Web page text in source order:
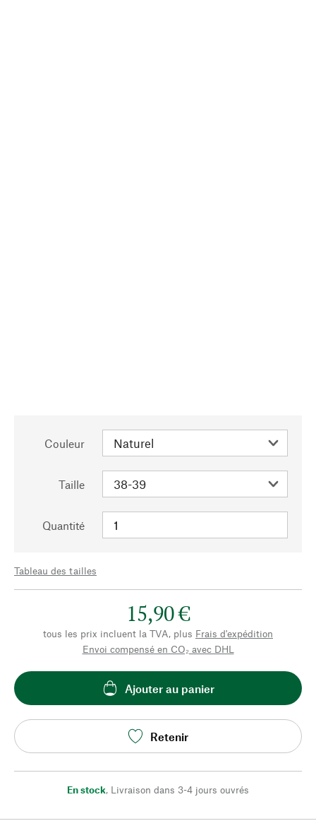
Couleur
Taille
Quantité
Tableau des tailles
15,90 €
tous les prix incluent la TVA, plus Frais d'expédition
Envoi compensé en CO₂ avec DHL
Ajouter au panier
Retenir
En stock, Livraison dans 3-4 jours ouvrés